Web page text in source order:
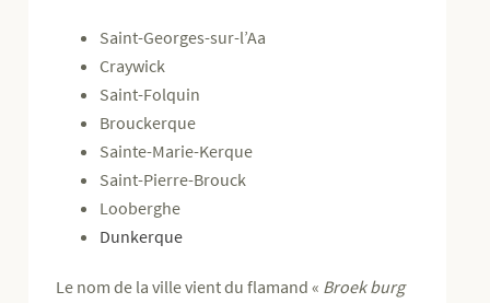
Saint-Georges-sur-l’Aa
Craywick
Saint-Folquin
Brouckerque
Sainte-Marie-Kerque
Saint-Pierre-Brouck
Looberghe
Dunkerque
Le nom de la ville vient du flamand « Broek burg